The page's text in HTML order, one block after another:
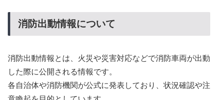
消防出動情報について
消防出動情報とは、火災や災害対応などで消防車両が出動
した際に公開される情報です。
各自治体や消防機関が公式に発表しており、状況確認や注